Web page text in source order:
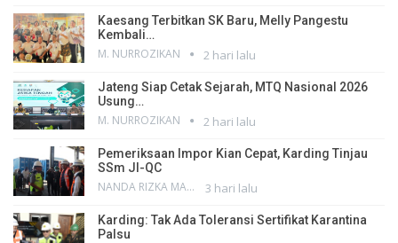
Kaesang Terbitkan SK Baru, Melly Pangestu
Kembali…
M. NURROZIKAN 2 hari lalu
Jateng Siap Cetak Sejarah, MTQ Nasional 2026
Usung…
M. NURROZIKAN 2 hari lalu
Pemeriksaan Impor Kian Cepat, Karding Tinjau
SSm JI-QC
NANDA RIZKA MAHENDRA 3 hari lalu
Karding: Tak Ada Toleransi Sertifikat Karantina
Palsu